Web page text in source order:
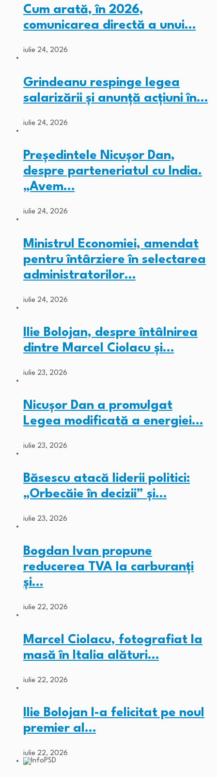
Cum arată, în 2026,
comunicarea directă a unui…
iulie 24, 2026
Grindeanu respinge legea
salarizării și anunță acțiuni în…
iulie 24, 2026
Președintele Nicușor Dan,
despre parteneriatul cu India.
„Avem…
iulie 24, 2026
Ministrul Economiei, amendat
pentru întârziere în selectarea
administratorilor…
iulie 24, 2026
Ilie Bolojan, despre întâlnirea
dintre Marcel Ciolacu și…
iulie 23, 2026
Nicușor Dan a promulgat
Legea modificată a energiei…
iulie 23, 2026
Băsescu atacă liderii politici:
„Orbecăie în decizii” și…
iulie 23, 2026
Bogdan Ivan propune
reducerea TVA la carburanți
și…
iulie 22, 2026
Marcel Ciolacu, fotografiat la
masă în Italia alături…
iulie 22, 2026
Ilie Bolojan l-a felicitat pe noul
premier al…
iulie 22, 2026